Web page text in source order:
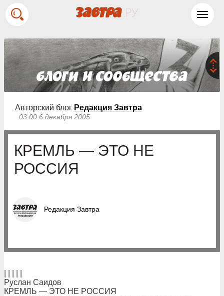
Авторский блог Редакция Завтра
03:00 6 декабря 2005
КРЕМЛЬ — ЭТО НЕ
РОССИЯ
Редакция Завтра
Руслан Саидов
КРЕМЛЬ — ЭТО НЕ РОССИЯ